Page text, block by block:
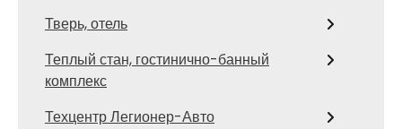
Тверь, отель
Теплый стан, гостинично-банный
комплекс
Техцентр Легионер-Авто